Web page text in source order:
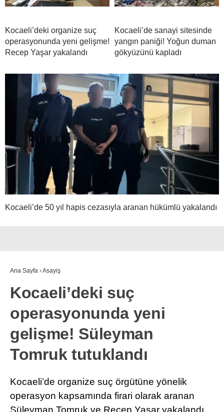
Kocaeli’deki organize suç
operasyonunda yeni gelişme!
Recep Yaşar yakalandı
Kocaeli’de sanayi sitesinde
yangın paniği! Yoğun duman
gökyüzünü kapladı
Kocaeli’de 50 yıl hapis cezasıyla aranan hükümlü yakalandı
Ana Sayfa ›Asayiş
Kocaeli’deki suç
operasyonunda yeni
gelişme! Süleyman
Tomruk tutuklandı
Kocaeli’de organize suç örgütüne yönelik
operasyon kapsamında firari olarak aranan
Süleyman Tomruk ve Recep Yaşar yakalandı.